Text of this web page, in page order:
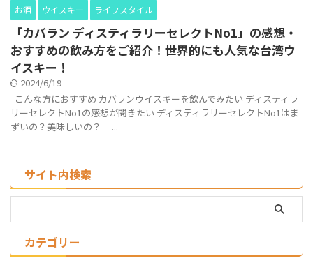
お酒 ウイスキー ライフスタイル
「カバラン ディスティラリーセレクトNo1」の感想・
おすすめの飲み方をご紹介！世界的にも人気な台湾ウ
イスキー！
2024/6/19
こんな方におすすめ カバランウイスキーを飲んでみたい ディスティラ
リーセレクトNo1の感想が聞きたい ディスティラリーセレクトNo1はま
ずいの？美味しいの？ ...
サイト内検索
カテゴリー